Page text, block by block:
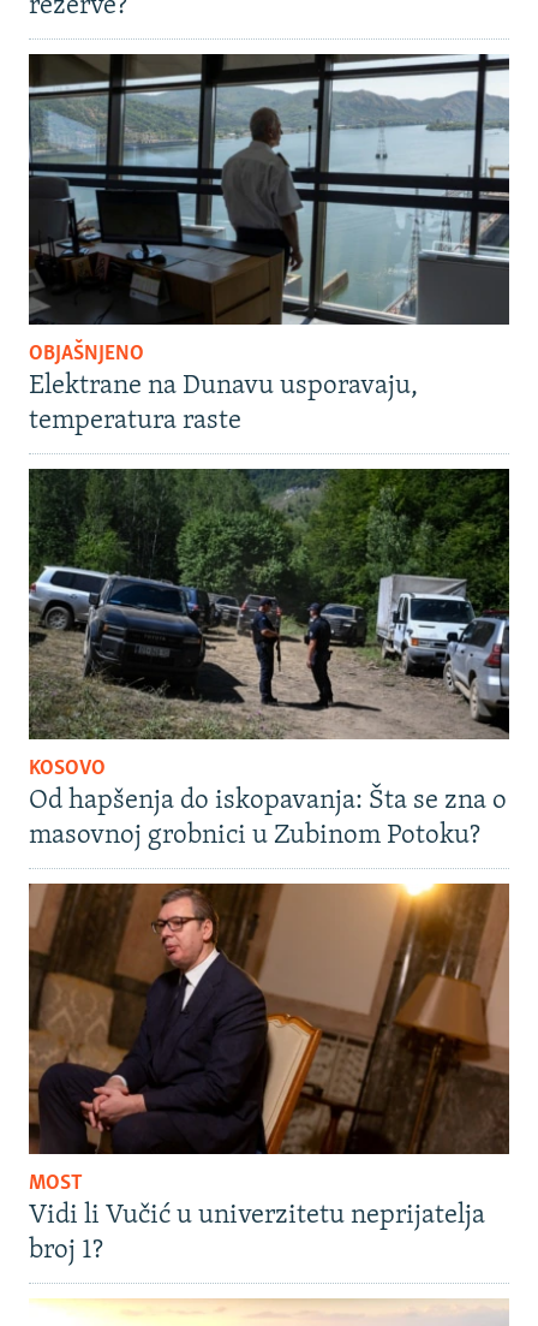
rezerve?
OBJAŠNJENO
Elektrane na Dunavu usporavaju,
temperatura raste
KOSOVO
Od hapšenja do iskopavanja: Šta se zna o
masovnoj grobnici u Zubinom Potoku?
MOST
Vidi li Vučić u univerzitetu neprijatelja
broj 1?